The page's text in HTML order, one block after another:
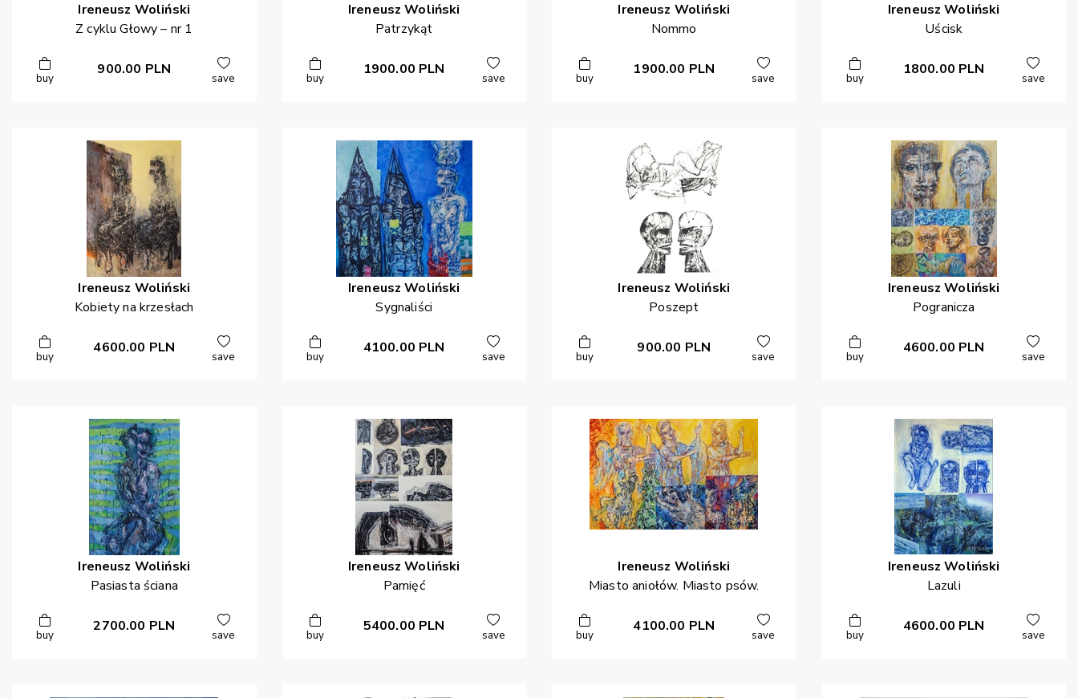
Ireneusz Woliński
Z cyklu Głowy – nr 1
buy
900.00 PLN
save
Ireneusz Woliński
Patrzykąt
buy
1900.00 PLN
save
Ireneusz Woliński
Nommo
buy
1900.00 PLN
save
Ireneusz Woliński
Uścisk
buy
1800.00 PLN
save
Ireneusz Woliński
Kobiety na krzesłach
buy
4600.00 PLN
save
Ireneusz Woliński
Sygnaliści
buy
4100.00 PLN
save
Ireneusz Woliński
Poszept
buy
900.00 PLN
save
Ireneusz Woliński
Pogranicza
buy
4600.00 PLN
save
Ireneusz Woliński
Pasiasta ściana
buy
2700.00 PLN
save
Ireneusz Woliński
Pamięć
buy
5400.00 PLN
save
Ireneusz Woliński
Miasto aniołów. Miasto psów.
buy
4100.00 PLN
save
Ireneusz Woliński
Lazuli
buy
4600.00 PLN
save